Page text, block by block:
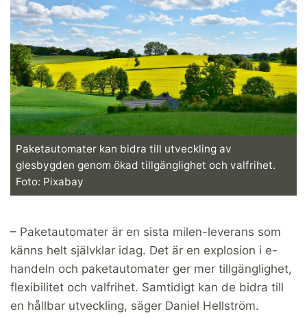
Paketautomater kan bidra till utveckling av
glesbygden genom ökad tillgänglighet och valfrihet.
Foto: Pixabay
– Paketautomater är en sista milen-leverans som
känns helt självklar idag. Det är en explosion i e-
handeln och paketautomater ger mer tillgänglighet,
flexibilitet och valfrihet. Samtidigt kan de bidra till
en hållbar utveckling, säger Daniel Hellström.